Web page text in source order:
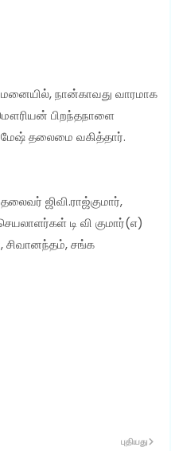
நான்காவது வாரமாக
பிறந்தநாளை
தலைமை வகித்தார்.
ஜிவி.ராஜ்குமார்,
டி வி குமார்(எ)
சிவானந்தம், சங்க
புதியது